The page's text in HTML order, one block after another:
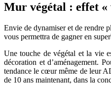
Mur végétal : effet «
Envie de dynamiser et de rendre
vous permettra de gagner en
Une touche de végétal et la vie
décoration et d’aménagement.
tendance le cœur même de leur
de 10 ans maintenant, dans la